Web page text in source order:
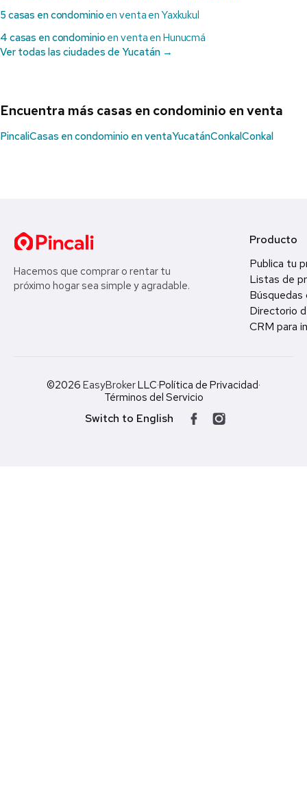
5 casas en condominio en venta en Yaxkukul
4 casas en condominio en venta en Hunucmá
Ver todas las ciudades de Yucatán →
Encuentra más casas en condominio en venta
PincaliCasas en condominio en ventaYucatánConkalConkal
Hacemos que comprar o rentar tu
próximo hogar sea simple y agradable.
Producto
Publica tu
Listas de
Búsquedas
Directorio
CRM para
©2026 EasyBrokerLLC·Política de Privacidad·
Términos del Servicio
Switch to English